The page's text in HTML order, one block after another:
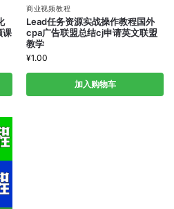
课
商业视频教程
Lead任务资源实战操作教程国外
cpa广告联盟总结cj申请英文联盟
教学
¥1.00
加入购物车